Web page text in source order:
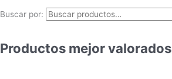
Buscar por:
Productos mejor valorados